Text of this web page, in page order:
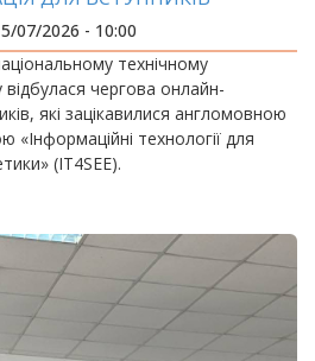
07/2026 - 10:00
технічному
відбулася чергова онлайн-
які зацікавилися англомовною
«Інформаційні технології для
(IT4SEE).